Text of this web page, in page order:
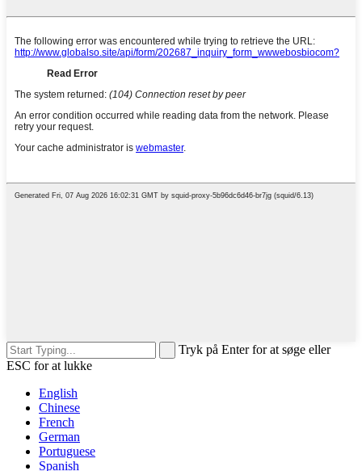
Tryk på Enter for at søge eller
ESC for at lukke
English
Chinese
French
German
Portuguese
Spanish